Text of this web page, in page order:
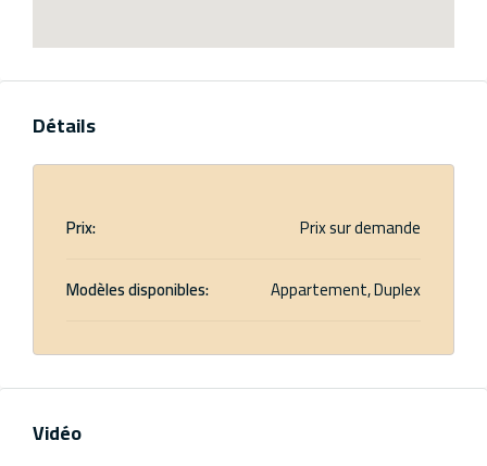
Détails
Prix:
Prix sur demande
Modèles disponibles:
Appartement, Duplex
Vidéo